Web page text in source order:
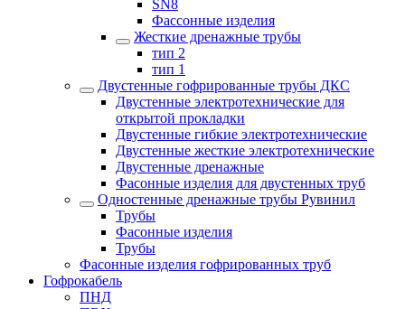
SN8
Фассонные изделия
Жесткие дренажные трубы
тип 2
тип 1
Двустенные гофрированные трубы ДКС
Двустенные электротехнические для
открытой прокладки
Двустенные гибкие электротехнические
Двустенные жесткие электротехнические
Двустенные дренажные
Фасонные изделия для двустенных труб
Одностенные дренажные трубы Рувинил
Трубы
Фасонные изделия
Трубы
Фасонные изделия гофрированных труб
Гофрокабель
ПНД